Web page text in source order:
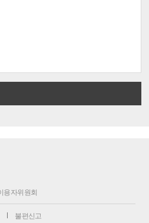
용자위원회
불편신고